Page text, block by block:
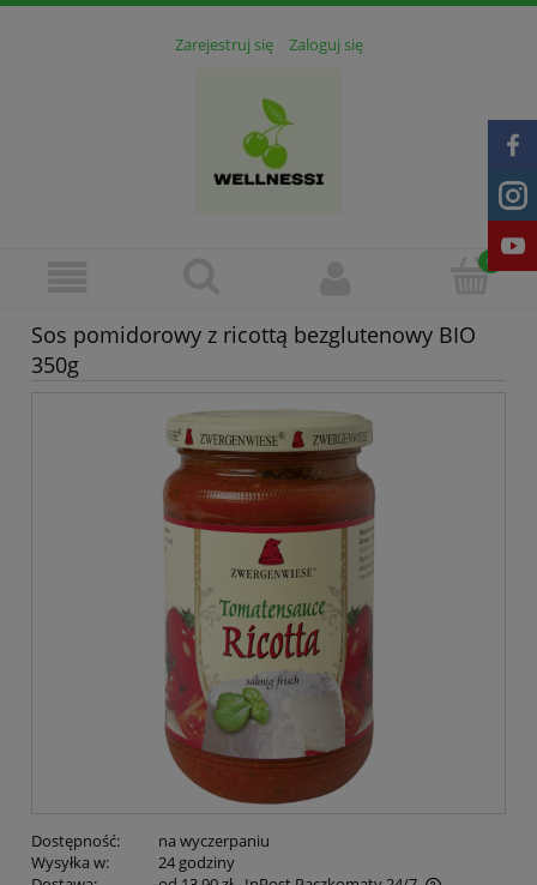
Zarejestruj się Zaloguj się
Sos pomidorowy z ricottą bezglutenowy BIO
350g
Dostępność:
na wyczerpaniu
Wysyłka w:
24 godziny